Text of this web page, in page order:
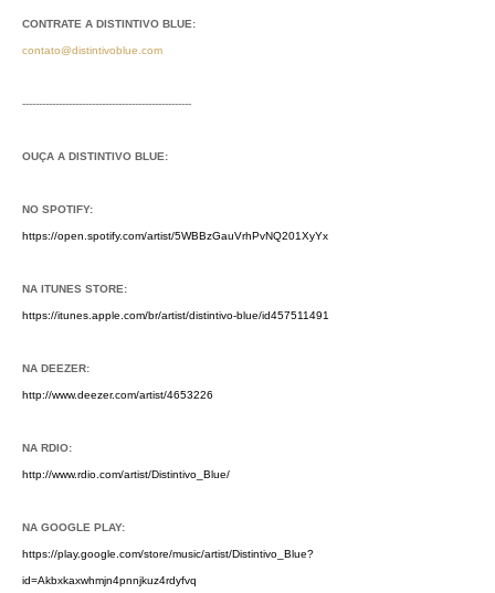
CONTRATE A DISTINTIVO BLUE:
contato@distintivoblue.com
---------------------------------------------------
OUÇA A DISTINTIVO BLUE:
NO SPOTIFY:
https://open.spotify.com/artist/5WBBzGauVrhPvNQ201XyYx
NA ITUNES STORE:
https://itunes.apple.com/br/artist/distintivo-blue/id457511491
NA DEEZER:
http://www.deezer.com/artist/4653226
NA RDIO:
http://www.rdio.com/artist/Distintivo_Blue/
NA GOOGLE PLAY:
https://play.google.com/store/music/artist/Distintivo_Blue?
id=Akbxkaxwhmjn4pnnjkuz4rdyfvq